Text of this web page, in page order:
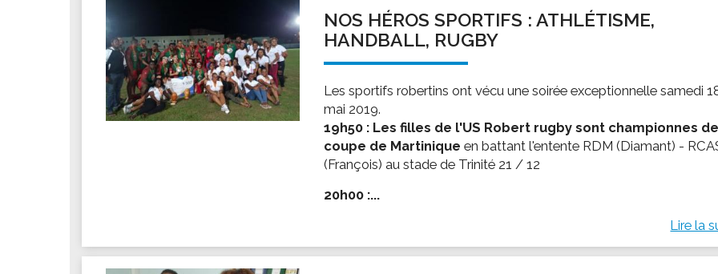
NOS HÉROS SPORTIFS : ATHLÉTISME,
HANDBALL, RUGBY
Les sportifs robertins ont vécu une soirée exceptionnelle samedi
mai 2019.
19h50 : Les filles de l'US Robert rugby sont championnes
coupe de Martinique en battant l'entente RDM (Diamant) -
(François) au stade de Trinité 21 / 12
20h00 :...
Lire la